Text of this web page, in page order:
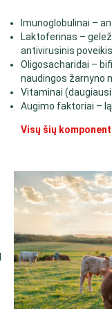
Imunoglobulinai –
Laktoferinas –
antivirusinis poveikis
Oligosacharidai –
naudingos žarnyno
Vitaminai
Augimo faktoriai –
Visų šių